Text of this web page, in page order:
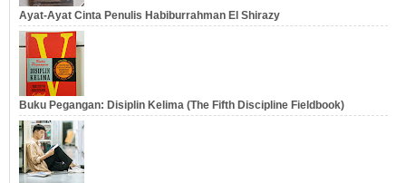
Ayat-Ayat Cinta Penulis Habiburrahman El Shirazy
Buku Pegangan: Disiplin Kelima (The Fifth Discipline Fieldbook)